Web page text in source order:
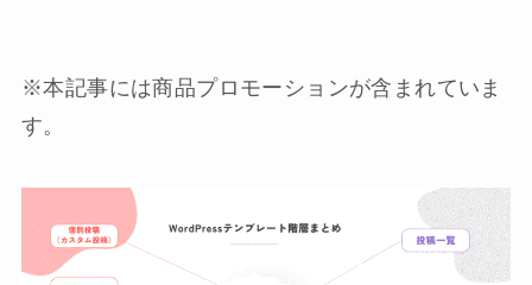
※本記事には商品プロモーションが含まれていま
す。